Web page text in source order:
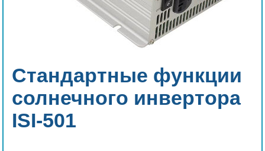
Стандартные функции
солнечного инвертора
ISI-501